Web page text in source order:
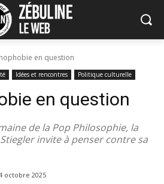
en question
Idées et rencontres Politique culturelle
en question
de la Pop Philosophie, la
invite à penser contre sa
octobre 2025